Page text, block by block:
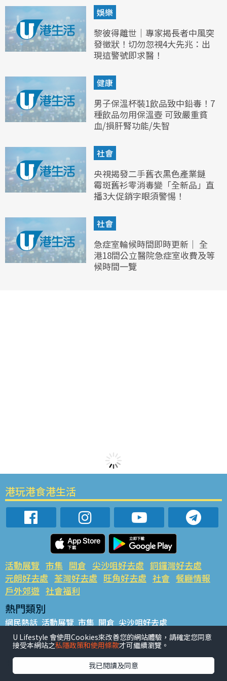
娛樂
黎彼得離世｜專家揭長者中風突
發徵狀！切勿忽視4大先兆：出
現這警號即求醫！
健康
男子保溫杯裝1飲品致中鉛毒！7
種飲品勿用保溫壺 可致嚴重貧
血/損肝腎功能/失智
社會
央視揭發二手舊衣黑色產業鏈
霉斑舊衫零消毒變「全新品」直
播3大促銷字眼須警惕！
社會
急症室輪候時間即時更新｜ 全
港18間公立醫院急症室收費及等
候時間一覽
港玩港食港生活
活動展覽 市集 開倉 尖沙咀好去處 銅鑼灣好去處
元朗好去處 荃灣好去處 旺角好去處 社會 餐廳情報
戶外郊遊 社會福利
熱門類別
網民熱話 活動展覽 市集 開倉 尖沙咀好去處
銅鑼灣好去處 元朗好去處 荃灣好去處 旺角好去處 社會
餐廳情報 戶外郊遊
熱門標籤
#UGO搵好去處 #人氣活動推介 #美食社群熱話
U Lifestyle 會使用Cookies來改善您的網站體驗，請確定您同意
接受本網站之私隱政策和使用條款才可繼續瀏覽。
我已閱讀及同意